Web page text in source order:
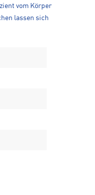
vom Körper
lassen sich